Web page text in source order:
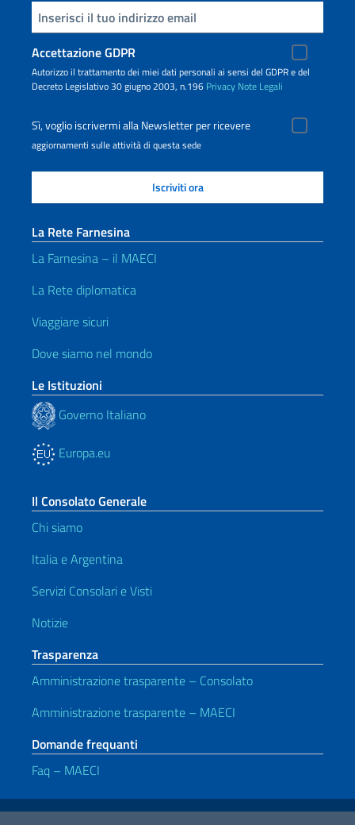
Inserisci la tua email
Accettazione GDPR
Autorizzo il trattamento dei miei dati personali ai sensi del GDPR e del
Decreto Legislativo 30 giugno 2003, n.196 Privacy Note Legali
Sì, voglio iscrivermi alla Newsletter per ricevere
aggiornamenti sulle attività di questa sede
La Rete Farnesina
La Farnesina – il MAECI
La Rete diplomatica
Viaggiare sicuri
Dove siamo nel mondo
Le Istituzioni
Governo Italiano
Europa.eu
Il Consolato Generale
Chi siamo
Italia e Argentina
Servizi Consolari e Visti
Notizie
Trasparenza
Amministrazione trasparente – Consolato
Amministrazione trasparente – MAECI
Domande frequanti
Faq – MAECI
Link Utili